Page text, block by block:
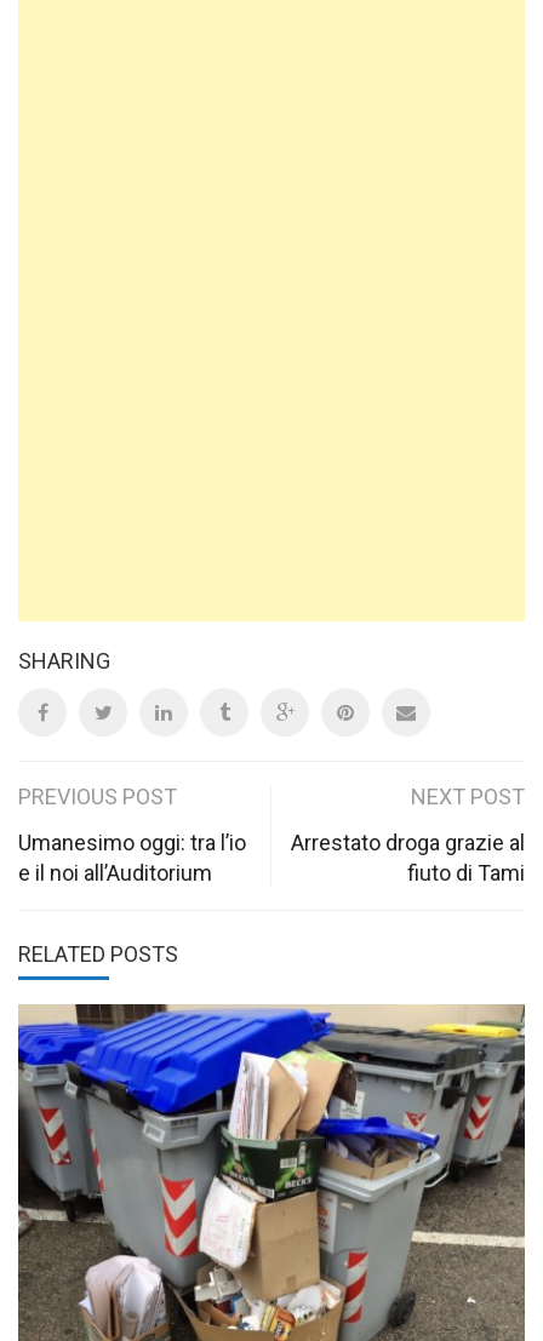
SHARING
Post
navigation
PREVIOUS POST
Umanesimo oggi: tra l’io
e il noi all’Auditorium
NEXT POST
Arrestato droga grazie al
fiuto di Tami
RELATED POSTS